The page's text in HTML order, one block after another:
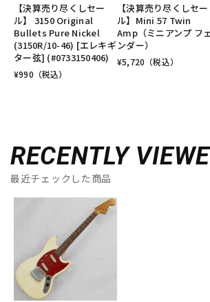
【決算売り尽くしセー
ル】 3150 Original
Bullets Pure Nickel
(3150R/10-46) [エレキギ
ター弦] (#0733150406)
¥990 （税込）
【決算売り尽くしセー
ル】Mini 57 Twin
Amp（ミニアンプ フェ
ンダー）
¥5,720 （税込）
RECENTLY
最近チェックした商品